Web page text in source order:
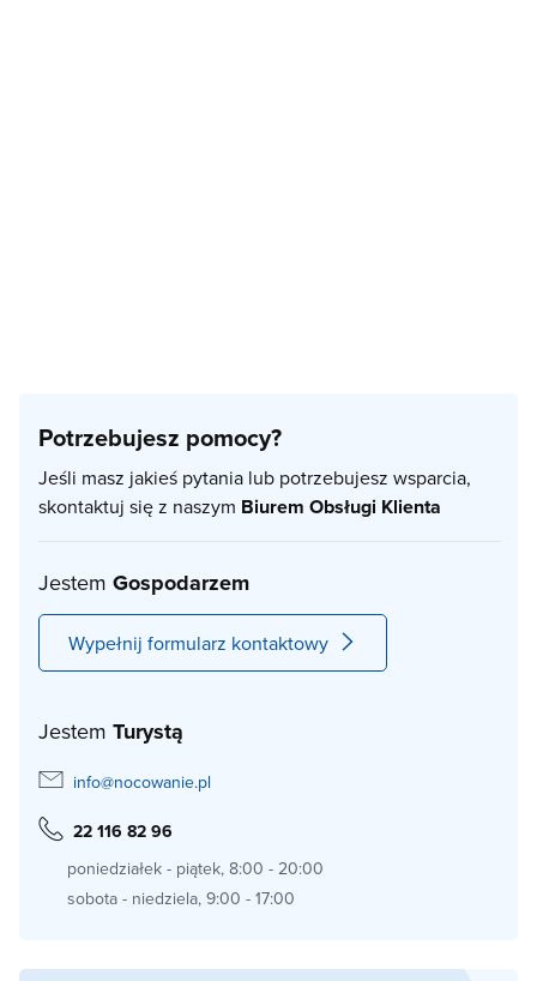
Potrzebujesz pomocy?
Jeśli masz jakieś pytania lub potrzebujesz wsparcia,
skontaktuj się z naszym Biurem Obsługi Klienta
Jestem Gospodarzem
Wypełnij formularz kontaktowy
Jestem Turystą
info@nocowanie.pl
22 116 82 96
poniedziałek - piątek, 8:00 - 20:00
sobota - niedziela, 9:00 - 17:00